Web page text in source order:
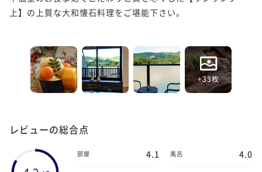
上】の上質な大和懐石料理をご堪能下さい。
+33枚
レビューの総合点
部屋 4.1 風呂 4.0